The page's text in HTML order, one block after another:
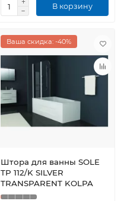
В корзину
Ваша скидка: -40%
Штора для ванны SOLE
TP 112/K SILVER
TRANSPARENT KOLPA